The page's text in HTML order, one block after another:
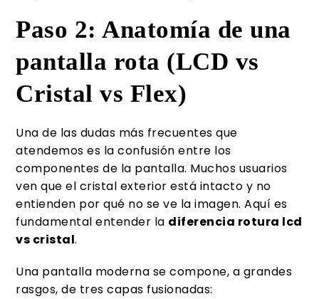
Paso 2: Anatomía de una
pantalla rota (LCD vs
Cristal vs Flex)
Una de las dudas más frecuentes que
atendemos es la confusión entre los
componentes de la pantalla. Muchos usuarios
ven que el cristal exterior está intacto y no
entienden por qué no se ve la imagen. Aquí es
fundamental entender la diferencia rotura lcd
vs cristal.
Una pantalla moderna se compone, a grandes
rasgos, de tres capas fusionadas: